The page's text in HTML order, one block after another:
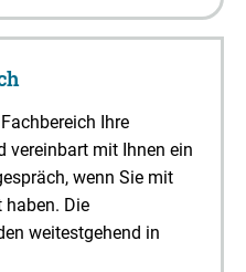
Ihre
vereinbart mit Ihnen ein
wenn Sie mit
haben. Die
weitestgehend in